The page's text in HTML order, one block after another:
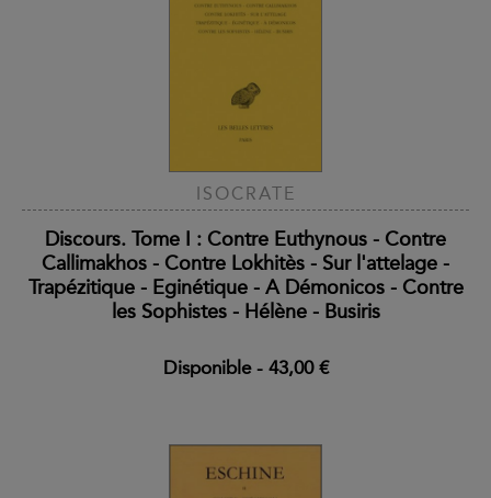
ISOCRATE
Discours. Tome I : Contre Euthynous - Contre
Callimakhos - Contre Lokhitès - Sur l'attelage -
Trapézitique - Eginétique - A Démonicos - Contre
les Sophistes - Hélène - Busiris
Disponible- 43,00 €